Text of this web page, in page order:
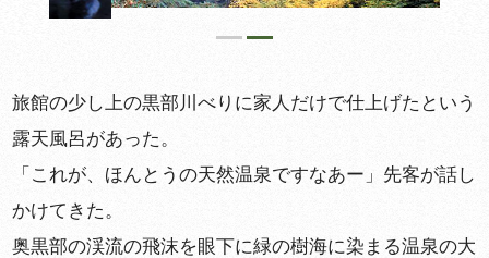
旅館の少し上の黒部川べりに家人だけで仕上げたという
露天風呂があった。
「これが、ほんとうの天然温泉ですなあー」先客が話し
かけてきた。
奥黒部の渓流の飛沫を眼下に緑の樹海に染まる温泉の大